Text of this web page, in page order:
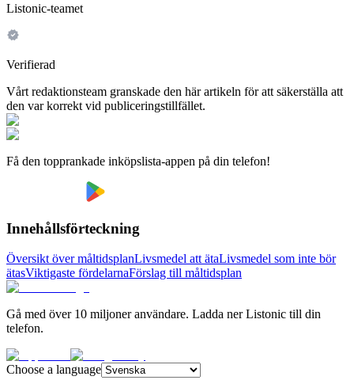
Listonic-teamet
Verifierad
Vårt redaktionsteam granskade den här artikeln för att säkerställa att
den var korrekt vid publiceringstillfället.
Få den topprankade inköpslista-appen på din telefon!
Innehållsförteckning
Översikt över måltidsplanLivsmedel att ätaLivsmedel som inte bör
ätasViktigaste fördelarnaFörslag till måltidsplan
Gå med över 10 miljoner användare. Ladda ner Listonic till din
telefon.
Choose a language